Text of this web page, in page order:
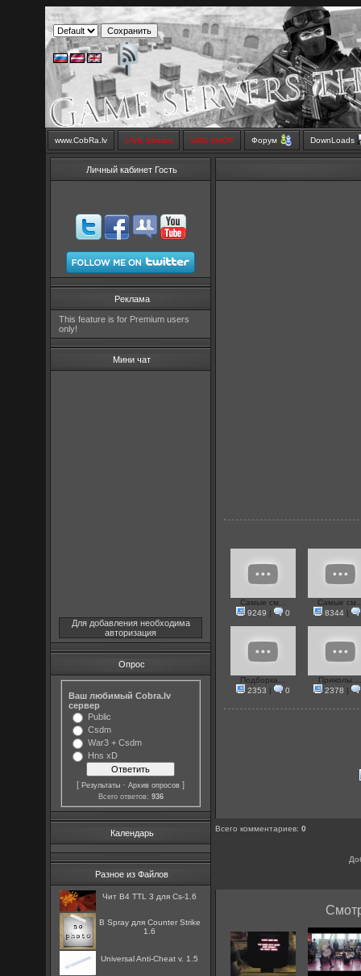
www.CobRa.lv LIVE Stream SMS SHOP Форум DownLoads
Личный кабинет Гость
Реклама
This feature is for Premium users
only!
Мини чат
Для добавления необходима
авторизация
Опрос
Ваш любимый Cobra.lv
сервер
Public
Csdm
War3 + Csdm
Hns xD
[Результаты ·Архив опросов ]
Всего ответов: 936
Календарь
Разное из Файлов
Чит B4 TTL 3 для Cs-1.6
B Spray для Counter Strike
1.6
Universal Anti-Cheat v. 1.5
Самые см...
9249 | 0
Самые
8344|
Подборка...
2353 | 0
Приколы
2378 |
Всего комментариев:0